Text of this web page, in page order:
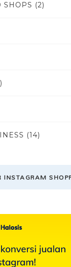
SHOPS (2)
(14)
INSTAGRAM